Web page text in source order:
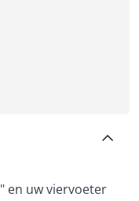
en uw viervoeter